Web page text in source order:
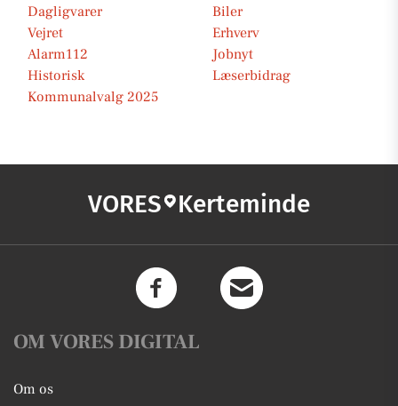
Dagligvarer
Biler
Vejret
Erhverv
Alarm112
Jobnyt
Historisk
Læserbidrag
Kommunalvalg 2025
VORES Kerteminde
OM VORES DIGITAL
Om os